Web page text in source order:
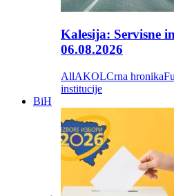
Kalesija: Servisne
06.08.2026
AllAKOLCrna hronika
institucije
BiH